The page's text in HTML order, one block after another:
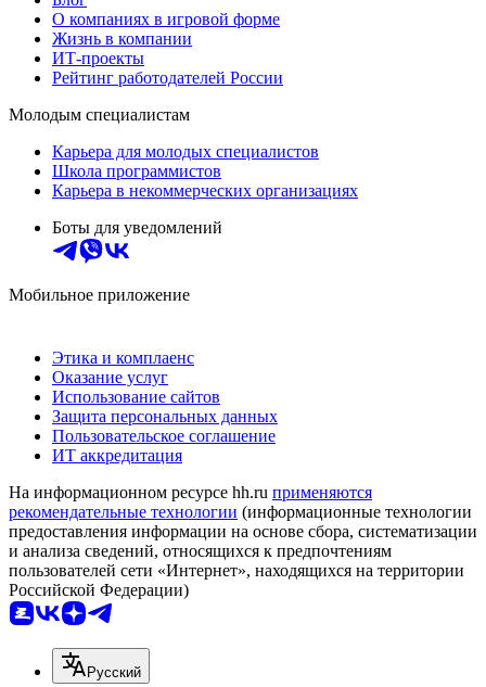
О компаниях в игровой форме
Жизнь в компании
ИТ-проекты
Рейтинг работодателей России
Молодым специалистам
Карьера для молодых специалистов
Школа программистов
Карьера в некоммерческих организациях
Боты для уведомлений
Мобильное приложение
Этика и комплаенс
Оказание услуг
Использование сайтов
Защита персональных данных
Пользовательское соглашение
ИТ аккредитация
На информационном ресурсе hh.ru применяются
рекомендательные технологии (информационные технологии
предоставления информации на основе сбора, систематизации
и анализа сведений, относящихся к предпочтениям
пользователей сети «Интернет», находящихся на территории
Российской Федерации)
Русский